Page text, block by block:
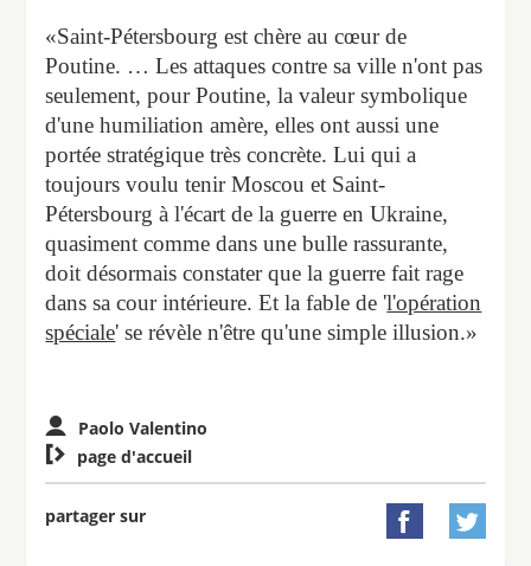
«Saint-Pétersbourg est chère au cœur de
Poutine. … Les attaques contre sa ville n'ont pas
seulement, pour Poutine, la valeur symbolique
d'une humiliation amère, elles ont aussi une
portée stratégique très concrète. Lui qui a
toujours voulu tenir Moscou et Saint-
Pétersbourg à l'écart de la guerre en Ukraine,
quasiment comme dans une bulle rassurante,
doit désormais constater que la guerre fait rage
dans sa cour intérieure. Et la fable de 'l'opération
spéciale' se révèle n'être qu'une simple illusion.»
Paolo Valentino
 page d'accueil
partager sur  